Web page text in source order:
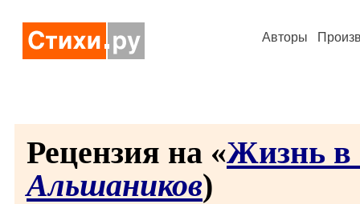
Авторы
Рецензия на «Жизнь в
Альшаников)